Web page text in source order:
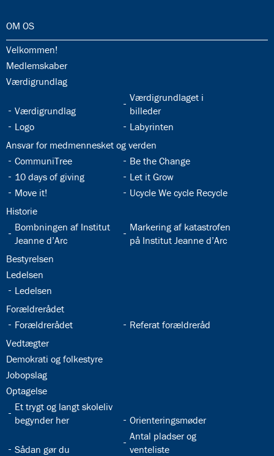
32.0:
OM OS
32.1:
Velkommen!
32.2:
Medlemskaber
32.3:
Værdigrundlag
32.4:
Værdigrundlag
32.5:
Værdigrundlaget i
billeder
32.6:
Logo 32.7:
Labyrinten
32.8:
Ansvar for medmennesket og verden
32.9:
CommuniTree 32.10:
Be the Change
32.11:
10 days of giving 32.12:
Let it Grow
32.13:
Move it! 32.14:
Ucycle We cycle Recycle
32.15:
Historie
32.16:
Bombningen af Institut
Jeanne d’Arc
32.17:
Markering af katastrofen
på Institut Jeanne d’Arc
32.18:
Bestyrelsen
32.19:
Ledelsen
32.20:
Ledelsen
32.21:
Forældrerådet
32.22:
Forældrerådet 32.23:
Referat forældreråd
32.24:
Vedtægter
32.25:
Demokrati og folkestyre
32.26:
Jobopslag
32.27:
Optagelse
32.28:
Et trygt og langt skoleliv
begynder her
32.29:
Orienteringsmøder
32.30:
Sådan gør du
32.31:
Antal pladser og
venteliste